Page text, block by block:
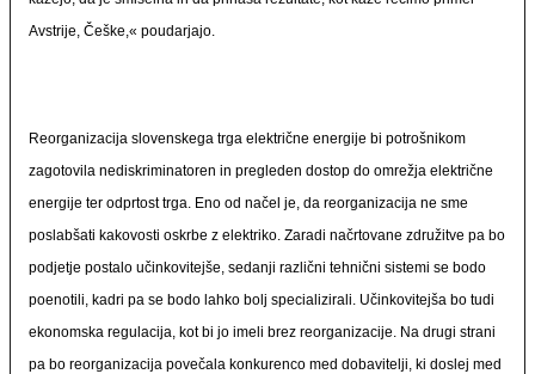
Avstrije, Češke,« poudarjajo.
Reorganizacija slovenskega trga električne energije bi potrošnikom
zagotovila nediskriminatoren in pregleden dostop do omrežja električne
energije ter odprtost trga. Eno od načel je, da reorganizacija ne sme
poslabšati kakovosti oskrbe z elektriko. Zaradi načrtovane združitve pa bo
podjetje postalo učinkovitejše, sedanji različni tehnični sistemi se bodo
poenotili, kadri pa se bodo lahko bolj specializirali. Učinkovitejša bo tudi
ekonomska regulacija, kot bi jo imeli brez reorganizacije. Na drugi strani
pa bo reorganizacija povečala konkurenco med dobavitelji, ki doslej med